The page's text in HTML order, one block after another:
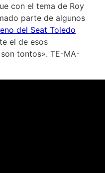
con el tema de Roy
parte de algunos
del Seat Toledo
el de esos
tontos». TE-MA-